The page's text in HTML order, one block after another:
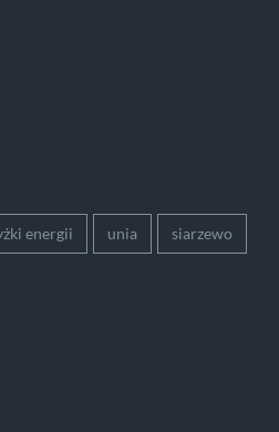
energii unia siarzewo